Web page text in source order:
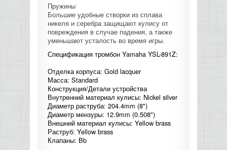
Пружины
Большие удобные створки из сплава
никеля и серебра защищают кулису от
повреждения в случае падения, а также
уменьшают усталость во время игры.
Спецификация тромбон Yamaha YSL-891Z:
Отделка корпуса: Gold lacquer
Масса: Standard
Конструкция/Детали устройства
Внутренний материал кулисы: Nickel silver
Диаметр раструба: 204.4mm (8")
Диаметр мензуры: 12.9mm (0.508")
Внешний материал кулисы: Yellow brass
Раструб: Yellow brass
Клапаны: Bb